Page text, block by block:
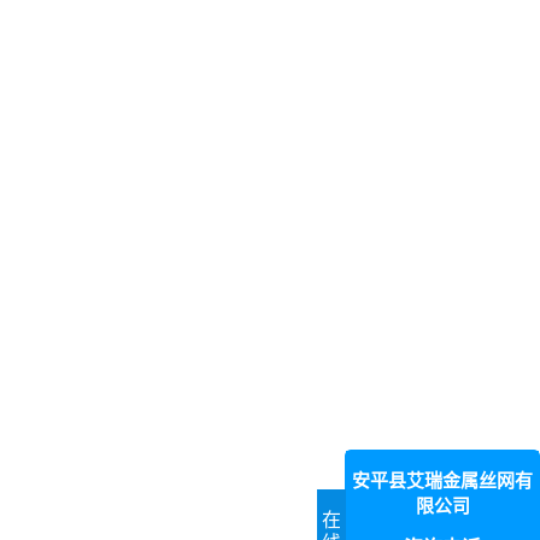
在
安平县艾瑞金属丝网有
限公司